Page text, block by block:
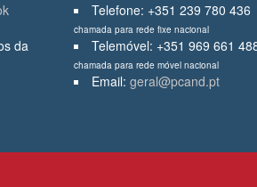
da
Telefone: +351 239 780 436
chamada para rede fixe nacional
Telemóvel: +351 969 661
chamada para rede móvel nacional
Email: geral@pcand.pt